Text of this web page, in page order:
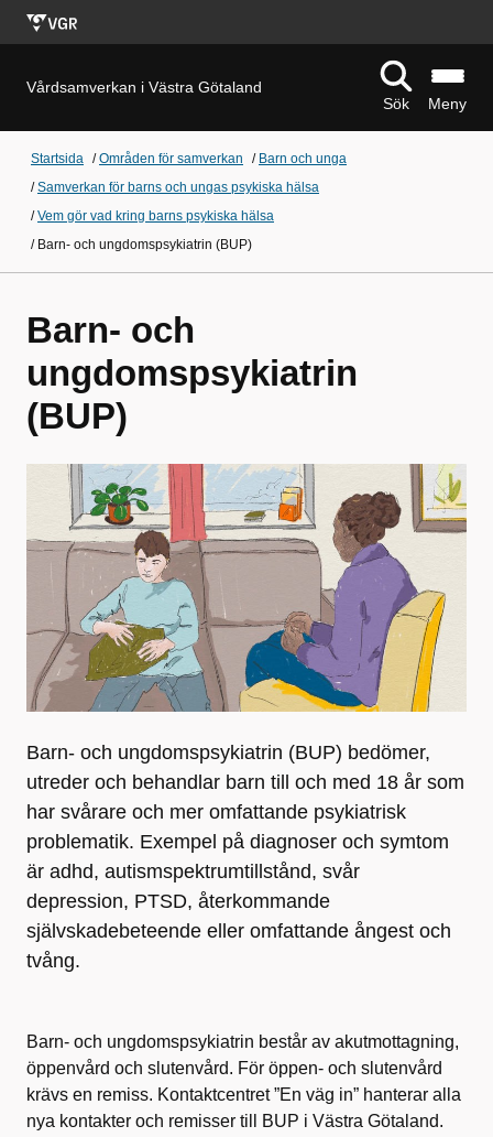
Vårdsamverkan i Västra Götaland
Sök
Meny
Startsida /Områden för samverkan / Barn och unga
/Samverkan för barns och ungas psykiska hälsa
/Vem gör vad kring barns psykiska hälsa
/ Barn- och ungdomspsykiatrin (BUP)
Barn- och
ungdomspsykiatrin
(BUP)
Barn- och ungdomspsykiatrin (BUP) bedömer,
utreder och behandlar barn till och med 18 år som
har svårare och mer omfattande psykiatrisk
problematik. Exempel på diagnoser och symtom
är adhd, autismspektrumtillstånd, svår
depression, PTSD, återkommande
självskadebeteende eller omfattande ångest och
tvång.
Barn- och ungdomspsykiatrin består av akutmottagning,
öppenvård och slutenvård. För öppen- och slutenvård
krävs en remiss. Kontaktcentret ”En väg in” hanterar alla
nya kontakter och remisser till BUP i Västra Götaland.